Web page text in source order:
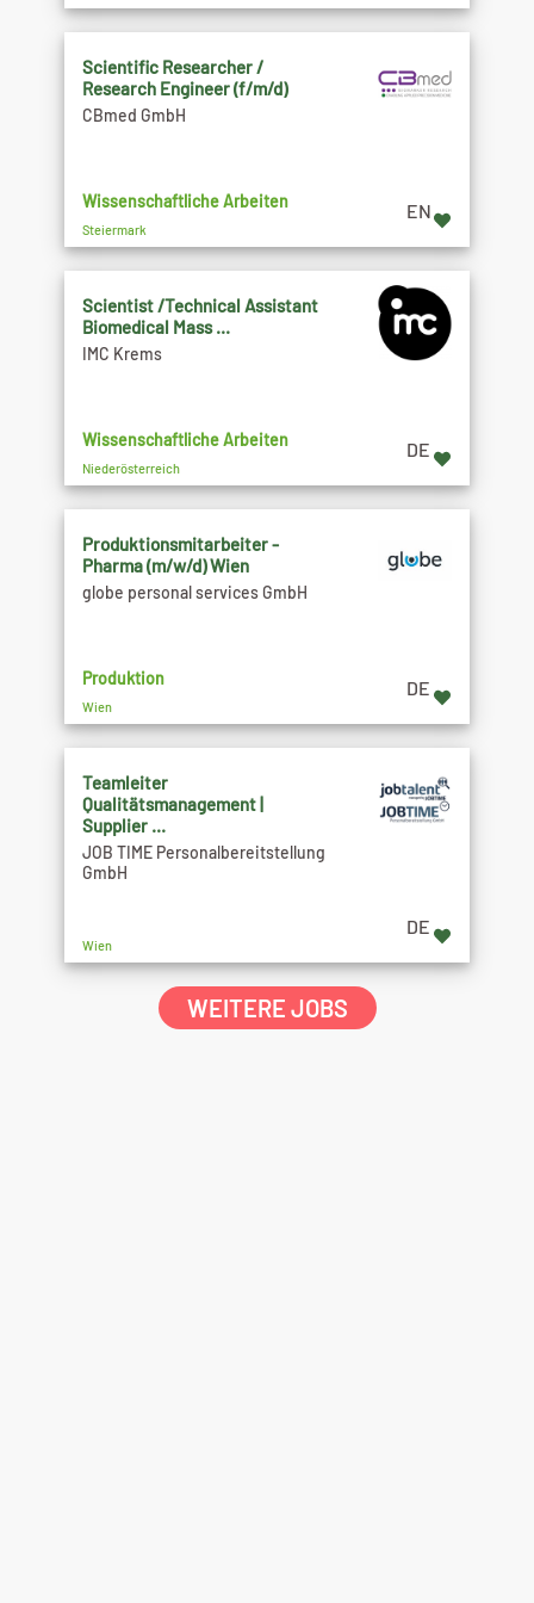
Scientific Researcher /
Research Engineer (f/m/d)
CBmed GmbH
Wissenschaftliche Arbeiten
Steiermark
EN
Scientist /Technical Assistant
Biomedical Mass ...
IMC Krems
Wissenschaftliche Arbeiten
Niederösterreich
DE
Produktionsmitarbeiter -
Pharma (m/w/d) Wien
globe personal services GmbH
Produktion
Wien
DE
Teamleiter
Qualitätsmanagement |
Supplier ...
JOB TIME Personalbereitstellung
GmbH
Wien
DE
WEITERE JOBS